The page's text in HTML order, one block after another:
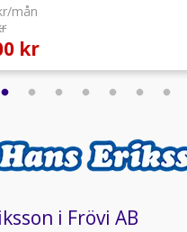
mån
kr
i Frövi AB